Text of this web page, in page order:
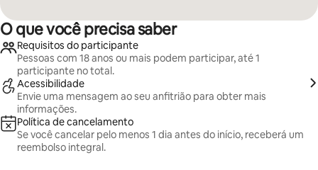
O que você precisa saber
Requisitos do participante
Pessoas com 18 anos ou mais podem participar, até 1
participante no total.
Acessibilidade
Envie uma mensagem ao seu anfitrião para obter mais
informações.
Política de cancelamento
Se você cancelar pelo menos 1 dia antes do início, receberá um
reembolso integral.